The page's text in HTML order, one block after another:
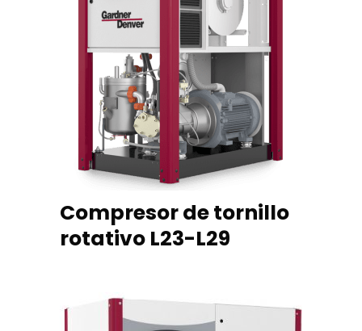
READ MORE
Compresor de tornillo
rotativo L23-L29